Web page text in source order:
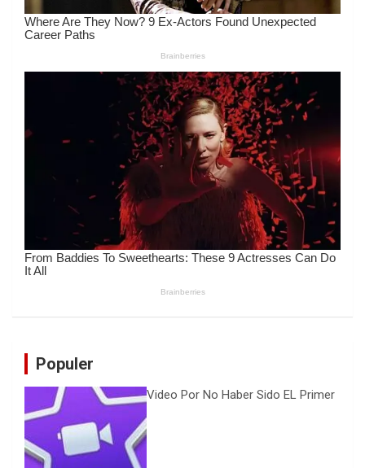
Populer
Video Por No Haber Sido EL Primer